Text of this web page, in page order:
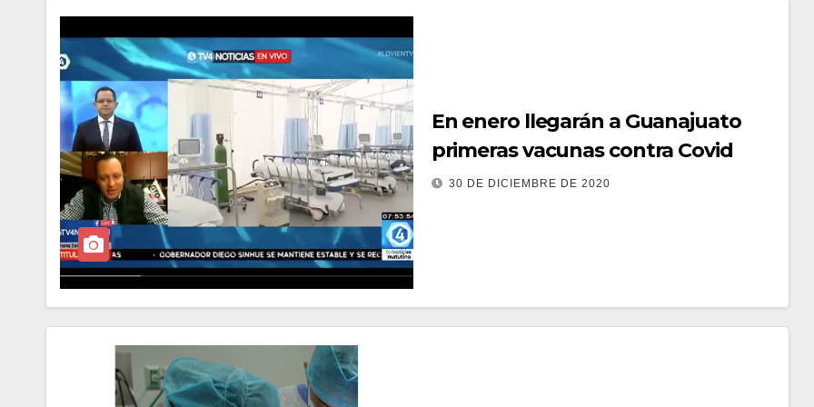
En enero llegarán a Guanajuato
primeras vacunas contra Covid
30 DE DICIEMBRE DE 2020